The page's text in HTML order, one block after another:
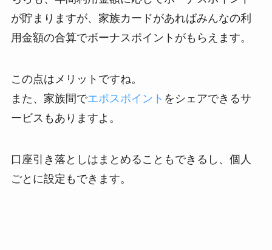
が貯まりますが、家族カードがあればみんなの利
用金額の合算でボーナスポイントがもらえます。
この点はメリットですね。
また、家族間でエポスポイント をシェアできるサ
ービスもありますよ。
口座引き落としはまとめることもできるし、個人
ごとに設定もできます。